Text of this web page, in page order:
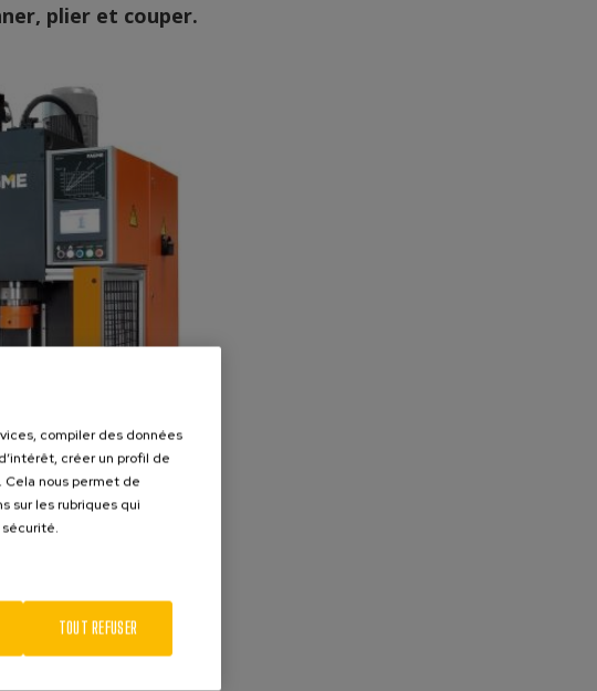
plier et couper.
compiler des données
créer un profil de
nous permet de
sur les rubriques qui
TOUT REFUSER